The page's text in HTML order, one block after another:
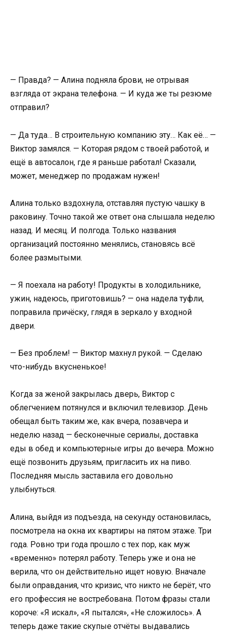
— Правда? — Алина подняла брови, не отрывая
взгляда от экрана телефона. — И куда же ты резюме
отправил?
— Да туда… В строительную компанию эту… Как её… —
Виктор замялся. — Которая рядом с твоей работой, и
ещё в автосалон, где я раньше работал! Сказали,
может, менеджер по продажам нужен!
Алина только вздохнула, отставляя пустую чашку в
раковину. Точно такой же ответ она слышала неделю
назад. И месяц. И полгода. Только названия
организаций постоянно менялись, становясь всё
более размытыми.
— Я поехала на работу! Продукты в холодильнике,
ужин, надеюсь, приготовишь? — она надела туфли,
поправила причёску, глядя в зеркало у входной
двери.
— Без проблем! — Виктор махнул рукой. — Сделаю
что-нибудь вкусненькое!
Когда за женой закрылась дверь, Виктор с
облегчением потянулся и включил телевизор. День
обещал быть таким же, как вчера, позавчера и
неделю назад — бесконечные сериалы, доставка
еды в обед и компьютерные игры до вечера. Можно
ещё позвонить друзьям, пригласить их на пиво.
Последняя мысль заставила его довольно
улыбнуться.
Алина, выйдя из подъезда, на секунду остановилась,
посмотрела на окна их квартиры на пятом этаже. Три
года. Ровно три года прошло с тех пор, как муж
«временно» потерял работу. Теперь уже и она не
верила, что он действительно ищет новую. Вначале
были оправдания, что кризис, что никто не берёт, что
его профессия не востребована. Потом фразы стали
короче: «Я искал», «Я пытался», «Не сложилось». А
теперь даже такие скупые отчёты выдавались